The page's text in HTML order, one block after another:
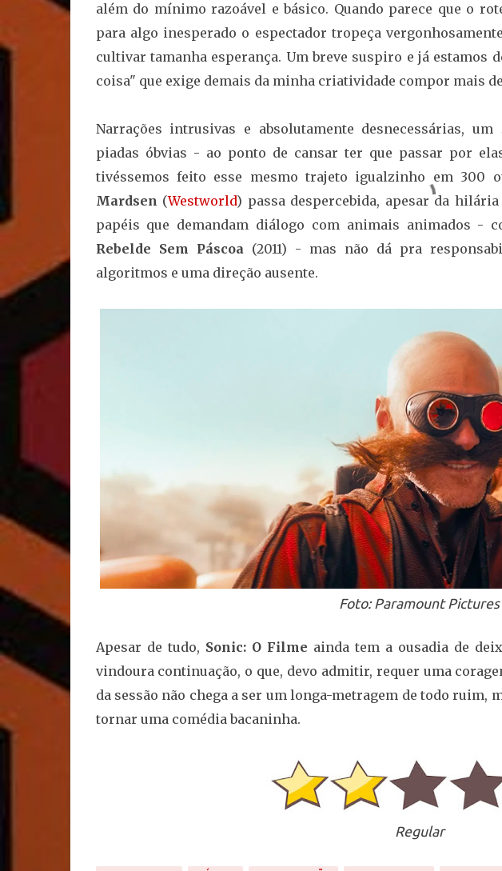
além do mínimo razoável e básico. Quando parece que o
para algo inesperado o espectador tropeça
cultivar tamanha esperança. Um breve suspiro e já estamos
coisa" que exige demais da minha criatividade compor mais
Narrações intrusivas e absolutamente desnecessárias, um
piadas óbvias - ao ponto de cansar ter que passar por
tivéssemos feito esse mesmo trajeto igualzinho em 300
Mardsen (Westworld) passa despercebida, apesar da
papéis que demandam diálogo com animais animados -
Rebelde Sem Páscoa(2011) - mas não dá pra
algoritmos e uma direção ausente.
Foto: Paramount Pictures
Apesar de tudo, Sonic: O Filme ainda tem a ousadia de
vindoura continuação, o que, devo admitir, requer uma
da sessão não chega a ser um longa-metragem de todo ruim,
tornar uma comédia bacaninha.
Regular